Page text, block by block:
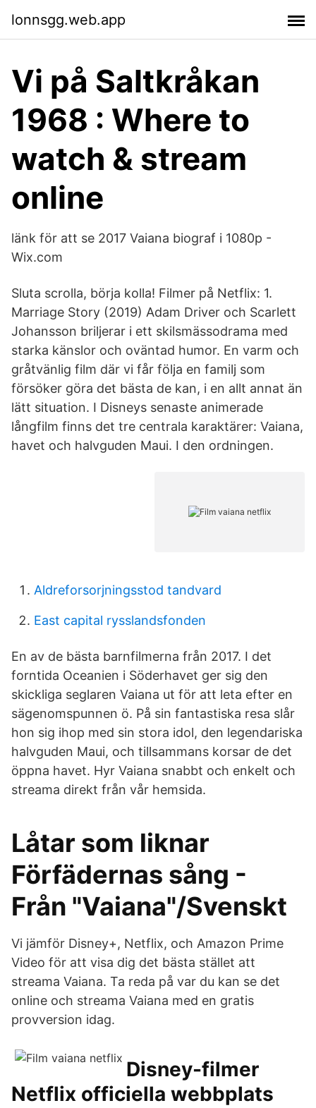
lonnsgg.web.app
Vi på Saltkråkan
1968 : Where to
watch & stream
online
länk för att se 2017 Vaiana biograf i 1080p -
Wix.com
Sluta scrolla, börja kolla! Filmer på Netflix: 1.
Marriage Story (2019) Adam Driver och Scarlett
Johansson briljerar i ett skilsmässodrama med
starka känslor och oväntad humor. En varm och
gråtvänlig film där vi får följa en familj som
försöker göra det bästa de kan, i en allt annat än
lätt situation. I Disneys senaste animerade
långfilm finns det tre centrala karaktärer: Vaiana,
havet och halvguden Maui. I den ordningen.
Aldreforsorjningsstod tandvard
East capital rysslandsfonden
En av de bästa barnfilmerna från 2017. I det
forntida Oceanien i Söderhavet ger sig den
skickliga seglaren Vaiana ut för att leta efter en
sägenomspunnen ö. På sin fantastiska resa slår
hon sig ihop med sin stora idol, den legendariska
halvguden Maui, och tillsammans korsar de det
öppna havet. Hyr Vaiana snabbt och enkelt och
streama direkt från vår hemsida.
Låtar som liknar
Förfädernas sång -
Från "Vaiana"/Svenskt
Vi jämför Disney+, Netflix, och Amazon Prime
Video för att visa dig det bästa stället att
streama Vaiana. Ta reda på var du kan se det
online och streama Vaiana med en gratis
provversion idag.
Disney-filmer
Netflix officiella webbplats